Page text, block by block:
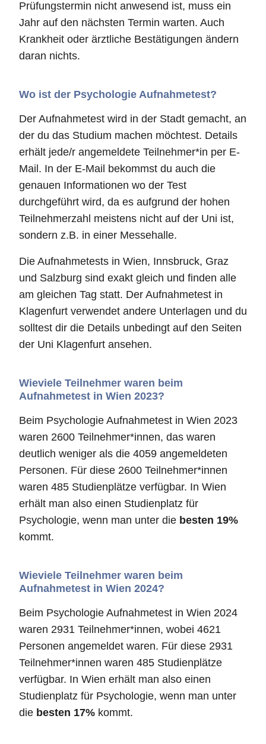
Prüfungstermin nicht anwesend ist, muss ein
Jahr auf den nächsten Termin warten. Auch
Krankheit oder ärztliche Bestätigungen ändern
daran nichts.
Wo ist der Psychologie Aufnahmetest?
Der Aufnahmetest wird in der Stadt gemacht, an
der du das Studium machen möchtest. Details
erhält jede/r angemeldete Teilnehmer*in per E-
Mail. In der E-Mail bekommst du auch die
genauen Informationen wo der Test
durchgeführt wird, da es aufgrund der hohen
Teilnehmerzahl meistens nicht auf der Uni ist,
sondern z.B. in einer Messehalle.
Die Aufnahmetests in Wien, Innsbruck, Graz
und Salzburg sind exakt gleich und finden alle
am gleichen Tag statt. Der Aufnahmetest in
Klagenfurt verwendet andere Unterlagen und du
solltest dir die Details unbedingt auf den Seiten
der Uni Klagenfurt ansehen.
Wieviele Teilnehmer waren beim
Aufnahmetest in Wien 2023?
Beim Psychologie Aufnahmetest in Wien 2023
waren 2600 Teilnehmer*innen, das waren
deutlich weniger als die 4059 angemeldeten
Personen. Für diese 2600 Teilnehmer*innen
waren 485 Studienplätze verfügbar. In Wien
erhält man also einen Studienplatz für
Psychologie, wenn man unter die besten 19%
kommt.
Wieviele Teilnehmer waren beim
Aufnahmetest in Wien 2024?
Beim Psychologie Aufnahmetest in Wien 2024
waren 2931 Teilnehmer*innen, wobei 4621
Personen angemeldet waren. Für diese 2931
Teilnehmer*innen waren 485 Studienplätze
verfügbar. In Wien erhält man also einen
Studienplatz für Psychologie, wenn man unter
die besten 17% kommt.